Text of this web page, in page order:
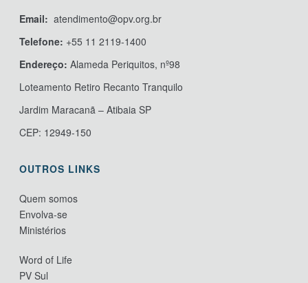
Email: atendimento@opv.org.br
Telefone: +55 11 2119-1400
Endereço:Alameda Periquitos, nº98
Loteamento Retiro Recanto Tranquilo
Jardim Maracanã – Atibaia SP
CEP: 12949-150
OUTROS LINKS
Quem somos
Envolva-se
Ministérios
Word of Life
PV Sul